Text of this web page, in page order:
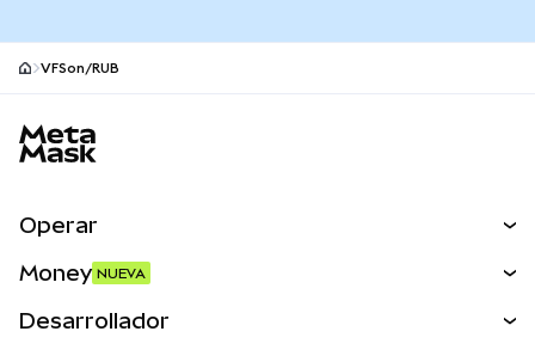
VFSon/RUB
Operar
Money NUEVA
Desarrollador